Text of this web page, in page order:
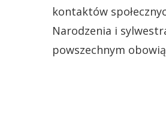
kontaktów
Narodzenia i
powszechnym